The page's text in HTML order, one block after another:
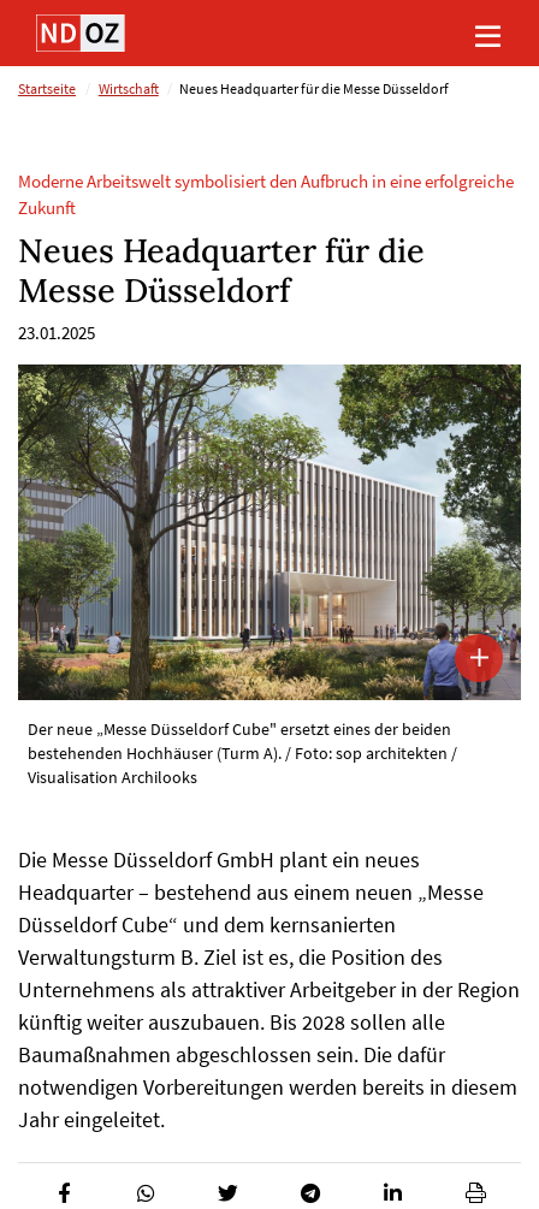
Direkt
Inhalt
(Eingabetaste)
Direkt
Hauptmenu
(Eingabetaste)
Direkt
Suche
(Eingabetaste)
Direkt
Footer
(Eingabetaste)
Startseite Wirtschaft Neues Headquarter für die Messe Düsseldorf
Moderne Arbeitswelt symbolisiert den Aufbruch in eine erfolgreiche
Zukunft
Neues Headquarter für die
Messe Düsseldorf
23.01.2025
Der neue „Messe Düsseldorf Cube" ersetzt eines der beiden
bestehenden Hochhäuser (Turm A). / Foto: sop architekten /
Visualisation Archilooks
Die Messe Düsseldorf GmbH plant ein neues
Headquarter – bestehend aus einem neuen „Messe
Düsseldorf Cube“ und dem kernsanierten
Verwaltungsturm B. Ziel ist es, die Position des
Unternehmens als attraktiver Arbeitgeber in der Region
künftig weiter auszubauen. Bis 2028 sollen alle
Baumaßnahmen abgeschlossen sein. Die dafür
notwendigen Vorbereitungen werden bereits in diesem
Jahr eingeleitet.